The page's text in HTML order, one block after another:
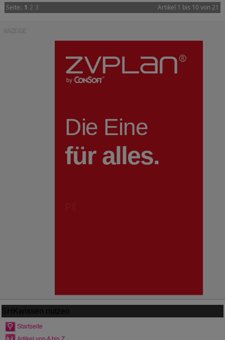
Artikel 1 bis 10 von 21
Seite: 1 2 3
SHKwissen nutzen
Startseite